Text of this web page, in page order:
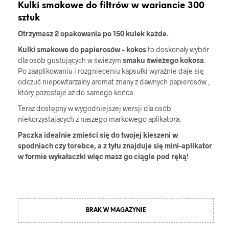
Kulki smakowe do filtrów w wariancie 300
sztuk
Otrzymasz 2 opakowania po 150 kulek każde.
Kulki smakowe do papierosów – kokosto doskonały wybór
dla osób gustujących w świeżym smaku świeżego kokosa
Po zaaplikowaniu i rozgnieceniu kapsułki wyraźnie daje się
odczuć niepowtarzalny aromat znany z dawnych papierosów ,
który pozostaje aż do samego końca.
Teraz dostępny w wygodniejszej wersji dla osób
niekorzystających z naszego markowego aplikatora.
Paczka idealnie zmieści się do twojej kieszeni w
spodniach czy torebce, a z tyłu znajduje się mini-aplikator
w formie wykałaczki więc masz go ciągle pod ręką!
BRAK W MAGAZYNIE